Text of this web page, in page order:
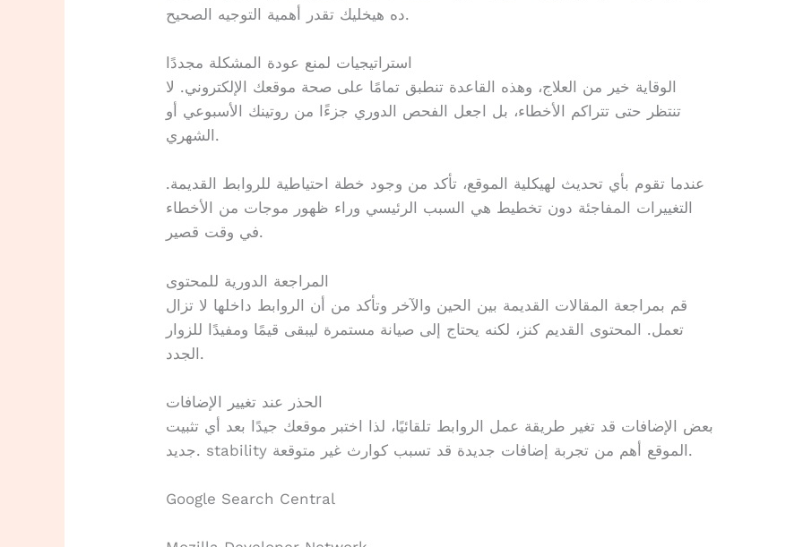
ده هيخليك تقدر أهمية التوجيه الصحيح.
استراتيجيات لمنع عودة المشكلة مجددًا
الوقاية خير من العلاج، وهذه القاعدة تنطبق تمامًا على صحة موقعك الإلكتروني. لا
تنتظر حتى تتراكم الأخطاء، بل اجعل الفحص الدوري جزءًا من روتينك الأسبوعي أو
الشهري.
عندما تقوم بأي تحديث لهيكلية الموقع، تأكد من وجود خطة احتياطية للروابط القديمة.
التغييرات المفاجئة دون تخطيط هي السبب الرئيسي وراء ظهور موجات من الأخطاء
في وقت قصير.
المراجعة الدورية للمحتوى
قم بمراجعة المقالات القديمة بين الحين والآخر وتأكد من أن الروابط داخلها لا تزال
تعمل. المحتوى القديم كنز، لكنه يحتاج إلى صيانة مستمرة ليبقى قيمًا ومفيدًا للزوار
الجدد.
الحذر عند تغيير الإضافات
بعض الإضافات قد تغير طريقة عمل الروابط تلقائيًا، لذا اختبر موقعك جيدًا بعد أي تثبيت
جديد. stability الموقع أهم من تجربة إضافات جديدة قد تسبب كوارث غير متوقعة.
Google Search Central